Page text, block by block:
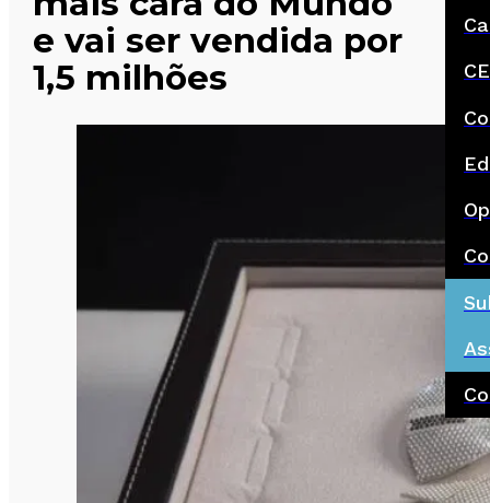
e vai ser vendida por
1,5 milhões